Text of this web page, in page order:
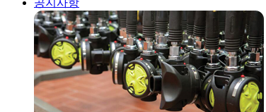
공지사항